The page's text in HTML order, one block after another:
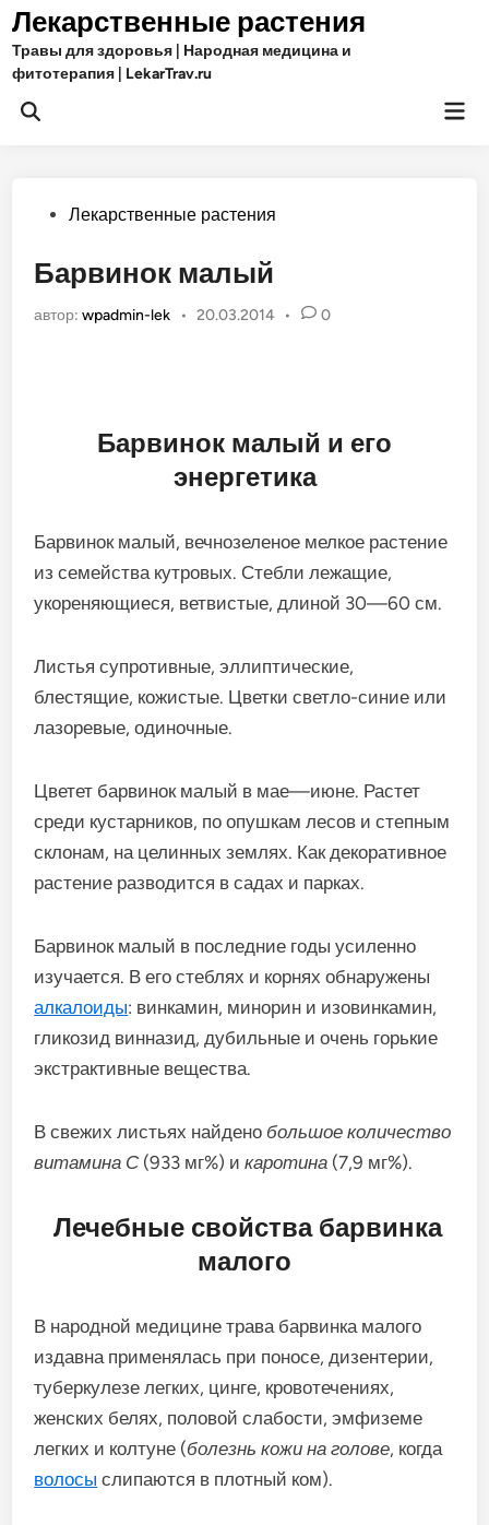
Перейти
содержимому
Лекарственные растения
Травы для здоровья | Народная медицина и
фитотерапия | LekarTrav.ru
Открыть
Опубликовано
Лекарственные растения
Барвинок малый
автор:wpadmin-lek • 20.03.2014 • 0
Барвинок малый и его
энергетика
Барвинок малый, вечнозеленое мелкое растение
из семейства кутровых. Стебли лежащие,
укореняющиеся, ветвистые, длиной 30—60 см.
Листья супротивные, эллиптические,
блестящие, кожистые. Цветки светло-синие или
лазоревые, одиночные.
Цветет барвинок малый в мае—июне. Растет
среди кустарников, по опушкам лесов и степным
склонам, на целинных землях. Как декоративное
растение разводится в садах и парках.
Барвинок малый в последние годы усиленно
изучается. В его стеблях и корнях обнаружены
алкалоиды: винкамин, минорин и изовинкамин,
гликозид винназид, дубильные и очень горькие
экстрактивные вещества.
В свежих листьях найдено большое количество
витамина С(933 мг%) икаротина (7,9 мг%).
Лечебные свойства барвинка
малого
В народной медицине трава барвинка малого
издавна применялась при поносе, дизентерии,
туберкулезе легких, цинге, кровотечениях,
женских белях, половой слабости, эмфиземе
легких и колтуне (болезнь кожи на голове, когда
волосы слипаются в плотный ком).